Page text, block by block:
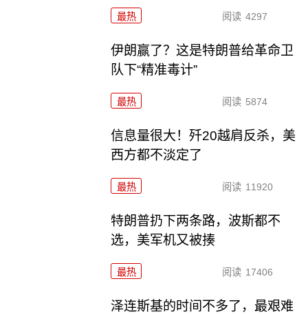
最热 阅读 4297
伊朗赢了？这是特朗普给革命卫
队下“精准毒计”
最热 阅读 5874
信息量很大！歼20越肩反杀，美
西方都不淡定了
最热 阅读 11920
特朗普扔下两条路，波斯都不
选，美军机又被揍
最热 阅读 17406
泽连斯基的时间不多了，最艰难